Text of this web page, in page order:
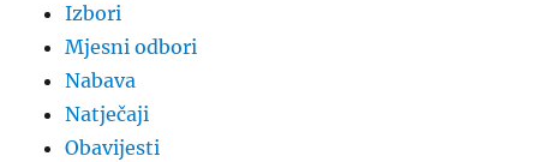
Izbori
Mjesni odbori
Nabava
Natječaji
Obavijesti